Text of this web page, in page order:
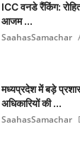
ICC वनडे रैंकिंग:
आजम ...
SaahasSamachar
मध्यप्रदेश में बड़े
अधिकारियों की ...
SaahasSamachar